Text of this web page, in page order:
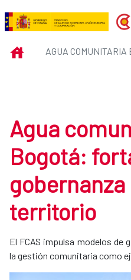
Saut au contenu principal
Agua
INICIO
Agua
Bogotá:
territorio
El FCAS impulsa modelos de
la gestión comunitaria como